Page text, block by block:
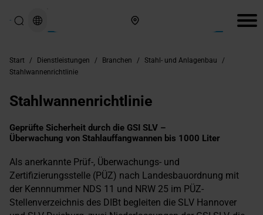
Start / Dienstleistungen / Branchen / Stahl- und Anlagenbau
/
Stahlwannenrichtlinie
Stahlwannenrichtlinie
Geprüfte Sicherheit durch die GSI SLV –
Überwachung von Stahlauffangwannen bis 1000 Liter
Als anerkannte Prüf-, Überwachungs- und
Zertifizierungsstelle (PÜZ) nach Landesbauordnung mit
der Kennnummer NDS 11 und NRW 25 im PÜZ-
Stellenverzeichnis des DIBt begleiten die SLV Hannover